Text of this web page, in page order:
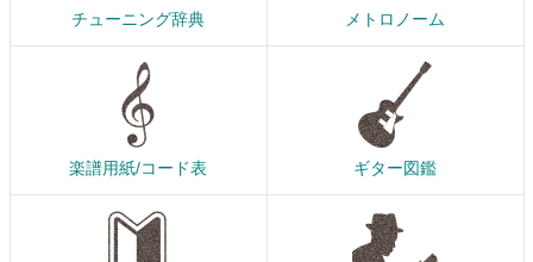
チューニング辞典 メトロノーム
楽譜用紙/コード表 ギター図鑑